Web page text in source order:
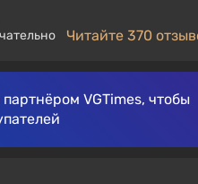
Читайте 370
партнёром VGTimes, чтобы